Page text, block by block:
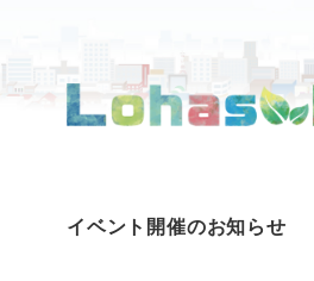
イベント開催のお知らせ